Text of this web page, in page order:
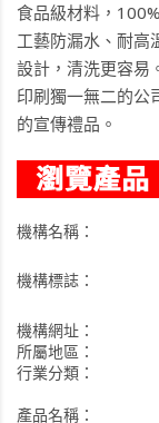
食品級材料，
工藝防漏水、耐高
設計，清洗更容易
印刷獨一無二的公
的宣傳禮品。
機構名稱：
機構標誌：
機構網址：
所屬地區：
行業分類：
產品名稱：